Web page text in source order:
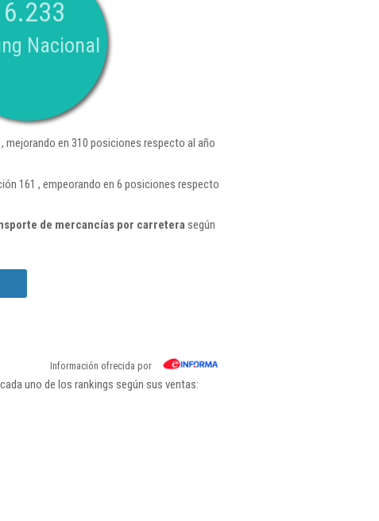
Nacional
mejorando en 310 posiciones respecto al año
161 , empeorando en 6 posiciones respecto
de mercancías por carreterasegún
Información ofrecida por
uno de los rankings según sus ventas: